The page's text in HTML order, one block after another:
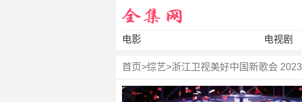
电影 电视剧
首页>综艺>浙江卫视美好中国新歌会 2023